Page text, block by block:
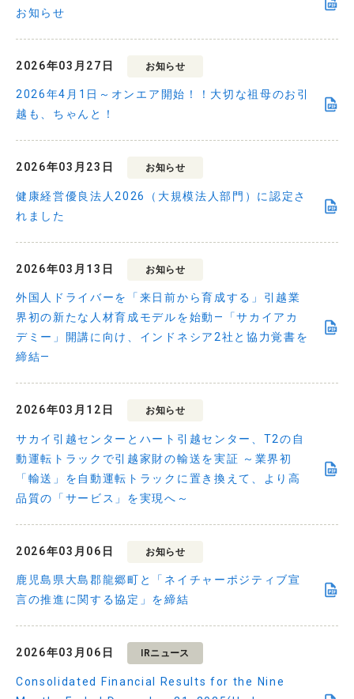
お知らせ
2026年03月27日 お知らせ
2026年4月1日～オンエア開始！！大切な祖母のお引
越も、ちゃんと！
2026年03月23日 お知らせ
健康経営優良法人2026（大規模法人部門）に認定さ
れました
2026年03月13日 お知らせ
外国人ドライバーを「来日前から育成する」引越業
界初の新たな人材育成モデルを始動—「サカイアカ
デミー」開講に向け、インドネシア2社と協力覚書を
締結—
2026年03月12日 お知らせ
サカイ引越センターとハート引越センター、T2の自
動運転トラックで引越家財の輸送を実証 ～業界初
「輸送」を自動運転トラックに置き換えて、より高
品質の「サービス」を実現へ～
2026年03月06日 お知らせ
鹿児島県大島郡龍郷町と「ネイチャーポジティブ宣
言の推進に関する協定」を締結
2026年03月06日 IRニュース
Consolidated Financial Results for the Nine